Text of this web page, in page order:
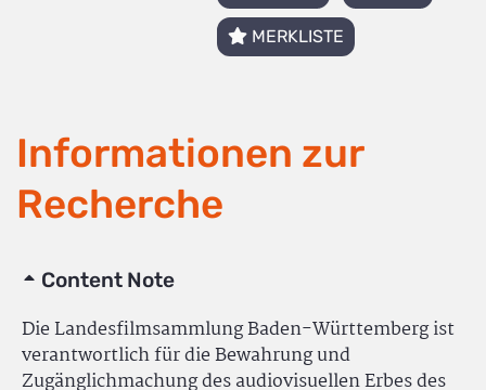
MERKLISTE
Informationen zur
Recherche
Content Note
Die Landesfilmsammlung Baden-Württemberg ist
verantwortlich für die Bewahrung und
Zugänglichmachung des audiovisuellen Erbes des